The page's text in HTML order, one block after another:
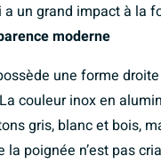
un grand impact à la
moderne
une forme
couleur inox en
gris, blanc et bois,
la poignée n’est pas